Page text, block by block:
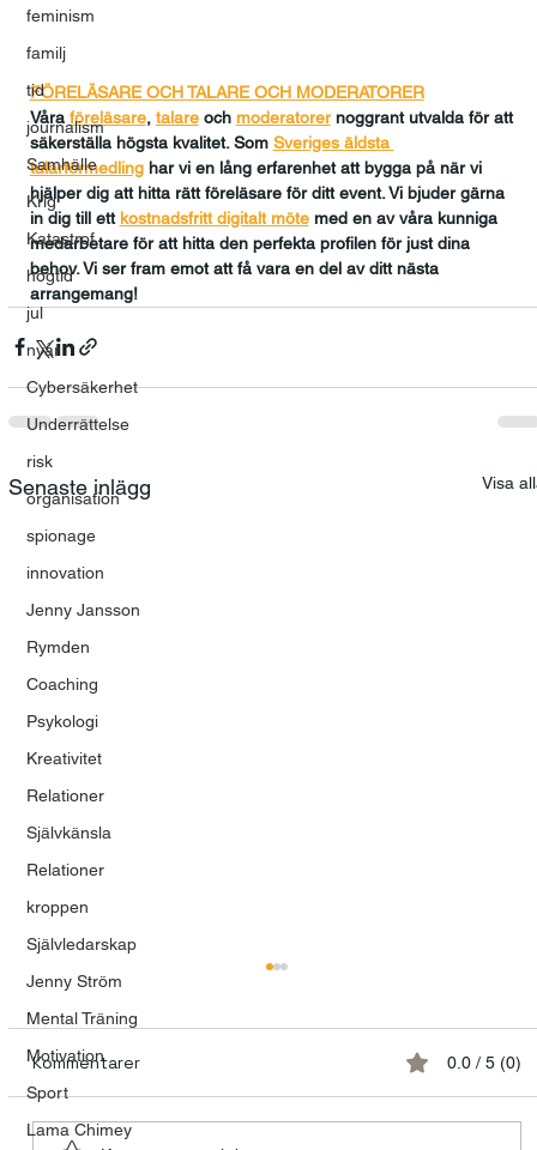
feminism
familj
tid
journalism
Samhälle
Krig
Katastrof
högtid
jul
nyår
Cybersäkerhet
Underrättelse
risk
organisation
spionage
innovation
Jenny Jansson
Rymden
Coaching
Psykologi
Kreativitet
Relationer
Självkänsla
Relationer
kroppen
Självledarskap
Jenny Ström
Mental Träning
Motivation
Sport
Lama Chimey
FÖRELÄSARE OCH TALARE OCH MODERATORER
Våra föreläsare, talare och moderatorer noggrant utvalda för att
säkerställa högsta kvalitet. Som Sveriges äldsta
talarförmedling har vi en lång erfarenhet att bygga på när vi
hjälper dig att hitta rätt föreläsare för ditt event. Vi bjuder gärna
in dig till ett kostnadsfritt digitalt möte med en av våra kunniga
medarbetare för att hitta den perfekta profilen för just dina
behov. Vi ser fram emot att få vara en del av ditt nästa
arrangemang!
Senaste inlägg Visa
Kommentarer 0.0 / 5 (0)